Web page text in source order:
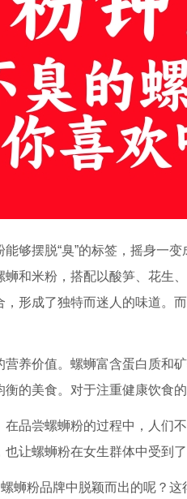
够摆脱“臭”的标签，摇身一
和米粉，搭配以酸笋、花生
形成了独特而迷人的味道。
养价值。螺蛳富含蛋白质和
的美食。对于注重健康饮食
品尝螺蛳粉的过程中，人们
让螺蛳粉在女生群体中受到了
蛳粉品牌中脱颖而出的呢？